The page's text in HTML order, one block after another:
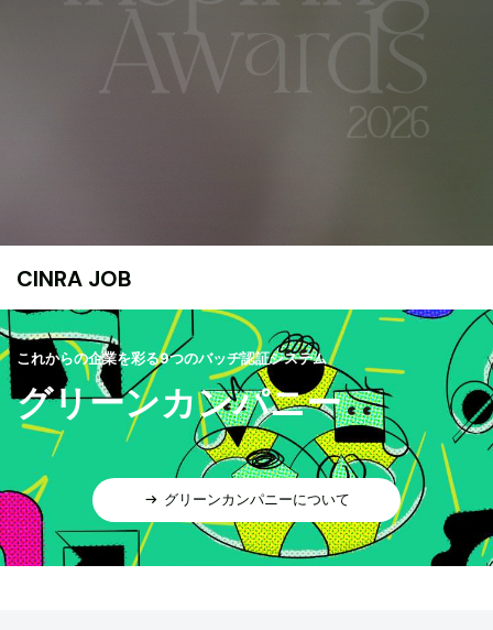
CINRA JOB
これからの企業を彩る9つのバッヂ認証システム
グリーンカンパニー
グリーンカンパニーについて